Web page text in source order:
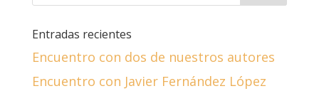
Entradas recientes
Encuentro con dos de nuestros autores
Encuentro con Javier Fernández López